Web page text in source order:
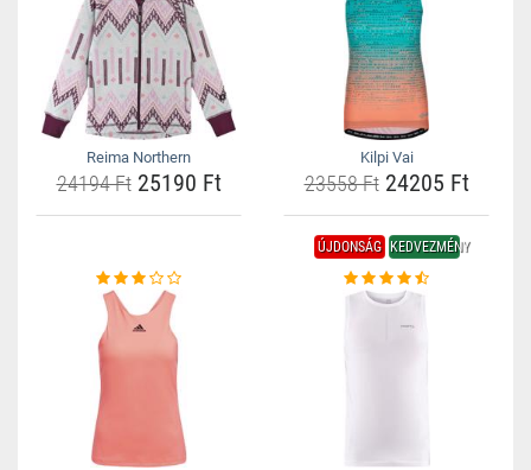
Reima Northern
24194 Ft25190 Ft
Kilpi Vai
23558 Ft24205 Ft
ÚJDONSÁG KEDVEZMÉNY